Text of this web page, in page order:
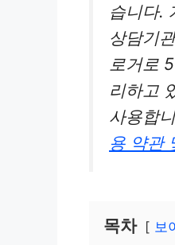
습니다.
상담기
로거로
리하고
사용합
용 약관
목차 보